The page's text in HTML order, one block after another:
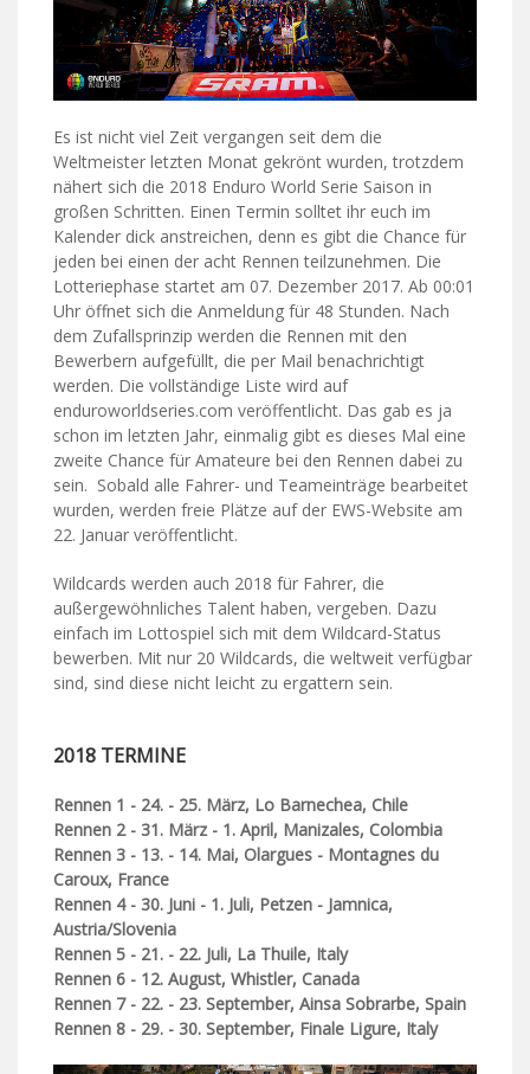
Es ist nicht viel Zeit vergangen seit dem die
Weltmeister letzten Monat gekrönt wurden, trotzdem
nähert sich die 2018 Enduro World Serie Saison in
großen Schritten. Einen Termin solltet ihr euch im
Kalender dick anstreichen, denn es gibt die Chance für
jeden bei einen der acht Rennen teilzunehmen. Die
Lotteriephase startet am 07. Dezember 2017. Ab 00:01
Uhr öffnet sich die Anmeldung für 48 Stunden. Nach
dem Zufallsprinzip werden die Rennen mit den
Bewerbern aufgefüllt, die per Mail benachrichtigt
werden. Die vollständige Liste wird auf
enduroworldseries.com veröffentlicht. Das gab es ja
schon im letzten Jahr, einmalig gibt es dieses Mal eine
zweite Chance für Amateure bei den Rennen dabei zu
sein. Sobald alle Fahrer- und Teameinträge bearbeitet
wurden, werden freie Plätze auf der EWS-Website am
22. Januar veröffentlicht.
Wildcards werden auch 2018 für Fahrer, die
außergewöhnliches Talent haben, vergeben. Dazu
einfach im Lottospiel sich mit dem Wildcard-Status
bewerben. Mit nur 20 Wildcards, die weltweit verfügbar
sind, sind diese nicht leicht zu ergattern sein.
2018 TERMINE
Rennen 1 - 24. - 25. März, Lo Barnechea, Chile
Rennen 2 - 31. März - 1. April, Manizales, Colombia
Rennen 3 - 13. - 14. Mai, Olargues - Montagnes du
Caroux, France
Rennen 4 - 30. Juni - 1. Juli, Petzen - Jamnica,
Austria/Slovenia
Rennen 5 - 21. - 22. Juli, La Thuile, Italy
Rennen 6 - 12. August, Whistler, Canada
Rennen 7 - 22. - 23. September, Ainsa Sobrarbe, Spain
Rennen 8 - 29. - 30. September, Finale Ligure, Italy